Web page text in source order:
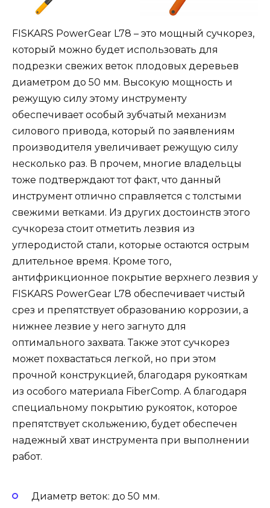
FISKARS PowerGear L78 – это мощный сучкорез,
который можно будет использовать для
подрезки свежих веток плодовых деревьев
диаметром до 50 мм. Высокую мощность и
режущую силу этому инструменту
обеспечивает особый зубчатый механизм
силового привода, который по заявлениям
производителя увеличивает режущую силу
несколько раз. В прочем, многие владельцы
тоже подтверждают тот факт, что данный
инструмент отлично справляется с толстыми
свежими ветками. Из других достоинств этого
сучкореза стоит отметить лезвия из
углеродистой стали, которые остаются острым
длительное время. Кроме того,
антифрикционное покрытие верхнего лезвия у
FISKARS PowerGear L78 обеспечивает чистый
срез и препятствует образованию коррозии, а
нижнее лезвие у него загнуто для
оптимального захвата. Также этот сучкорез
может похвастаться легкой, но при этом
прочной конструкцией, благодаря рукояткам
из особого материала FiberComp. А благодаря
специальному покрытию рукояток, которое
препятствует скольжению, будет обеспечен
надежный хват инструмента при выполнении
работ.
Диаметр веток: до 50 мм.